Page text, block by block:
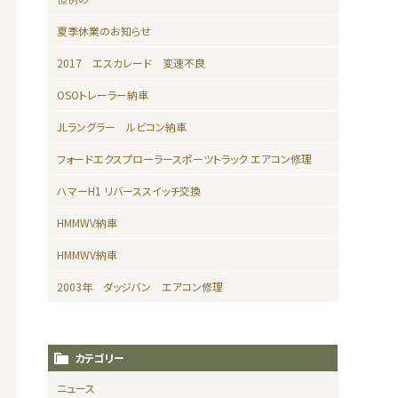
夏季休業のお知らせ
2017 エスカレード 変速不良
OSOトレーラー納車
JLラングラー ルビコン納車
フォードエクスプローラースポーツトラック エアコン修理
ハマーH1 リバーススイッチ交換
HMMWV納車
HMMWV納車
2003年 ダッジバン エアコン修理
カテゴリー
ニュース